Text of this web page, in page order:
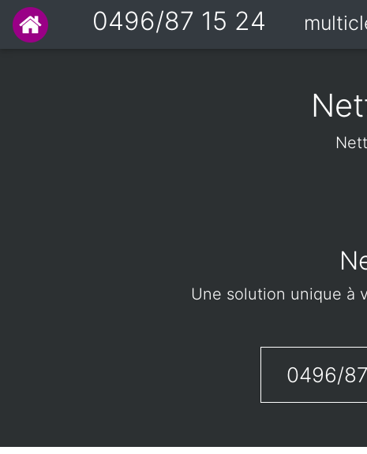
0496/87 15 24
Une solution unique à
0496/